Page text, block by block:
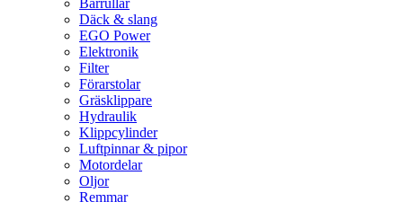
Bärrullar
Däck & slang
EGO Power
Elektronik
Filter
Förarstolar
Gräsklippare
Hydraulik
Klippcylinder
Luftpinnar & pipor
Motordelar
Oljor
Remmar